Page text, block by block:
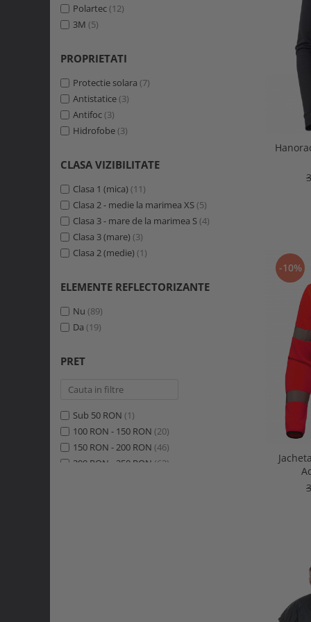
Gri 931(1)
Bleumarin 591
Negru melanj
Azuriu melanj (1)
Camo(1)
Alb(1)
Negru/Alb
Rosu(1)
Portocaliu (1)
Portocaliu inchis(1)
Bleumarin deschis(1)
Verde(1)
EN ISO 14058
IEC 61482-2:2018
IEC 61482-2:2009
EN ISO 11611:2015
EN ISO 11612:2015
Polartec (12)
3M (5)
PROPRIETATI
Protectie solara (7)
Antistatice (3)
Antifoc (3)
Hidrofobe (3)
CLASA VIZIBILITATE
Clasa 1 (mica) (11)
Clasa 2 - medie la marimea XS (5)
Clasa 3 - mare de la marimea S (4)
Clasa 3 (mare) (3)
Clasa 2 (medie) (1)
ELEMENTE REFLECTORIZANTE
Nu (89)
Da (19)
PRET
Sub 50 RON (1)
100 RON - 150 RON (20)
150 RON - 200 RON (46)
200 RON - 250 RON (62)
-10%